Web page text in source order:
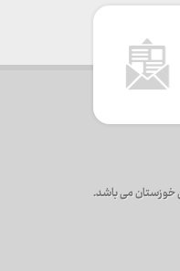
خوزستان می باشد.